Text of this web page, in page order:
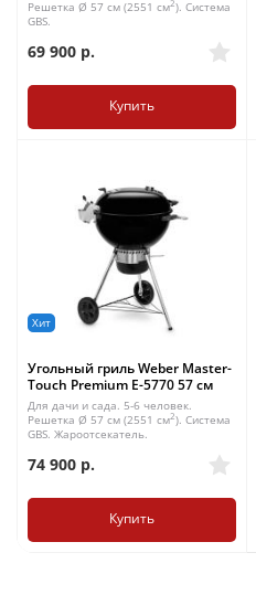
Решетка Ø 57 см (2551 см2). Система
GBS.
69 900 р.
Купить
Хит
Угольный гриль Weber Master-
Touch Premium E-5770 57 см
Для дачи и сада. 5-6 человек.
Решетка Ø 57 см (2551 см2). Система
GBS. Жароотсекатель.
74 900 р.
Купить